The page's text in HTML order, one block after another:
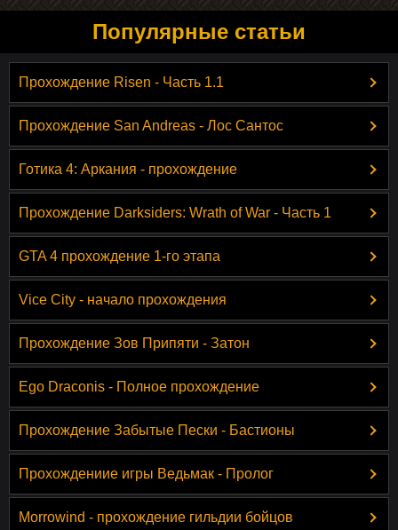
Популярные статьи
Прохождение Risen - Часть 1.1
Прохождение San Andreas - Лос Сантос
Готика 4: Аркания - прохождение
Прохождение Darksiders: Wrath of War - Часть 1
GTA 4 прохождение 1-го этапа
Vice City - начало прохождения
Прохождение Зов Припяти - Затон
Ego Draconis - Полное прохождение
Прохождение Забытые Пески - Бастионы
Прохождениие игры Ведьмак - Пролог
Morrowind - прохождение гильдии бойцов